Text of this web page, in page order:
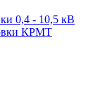
0,4 - 10,5 кВ
КРМТ